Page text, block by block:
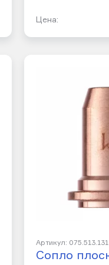
Цена:
Артикул: 075.513.131
Сопло